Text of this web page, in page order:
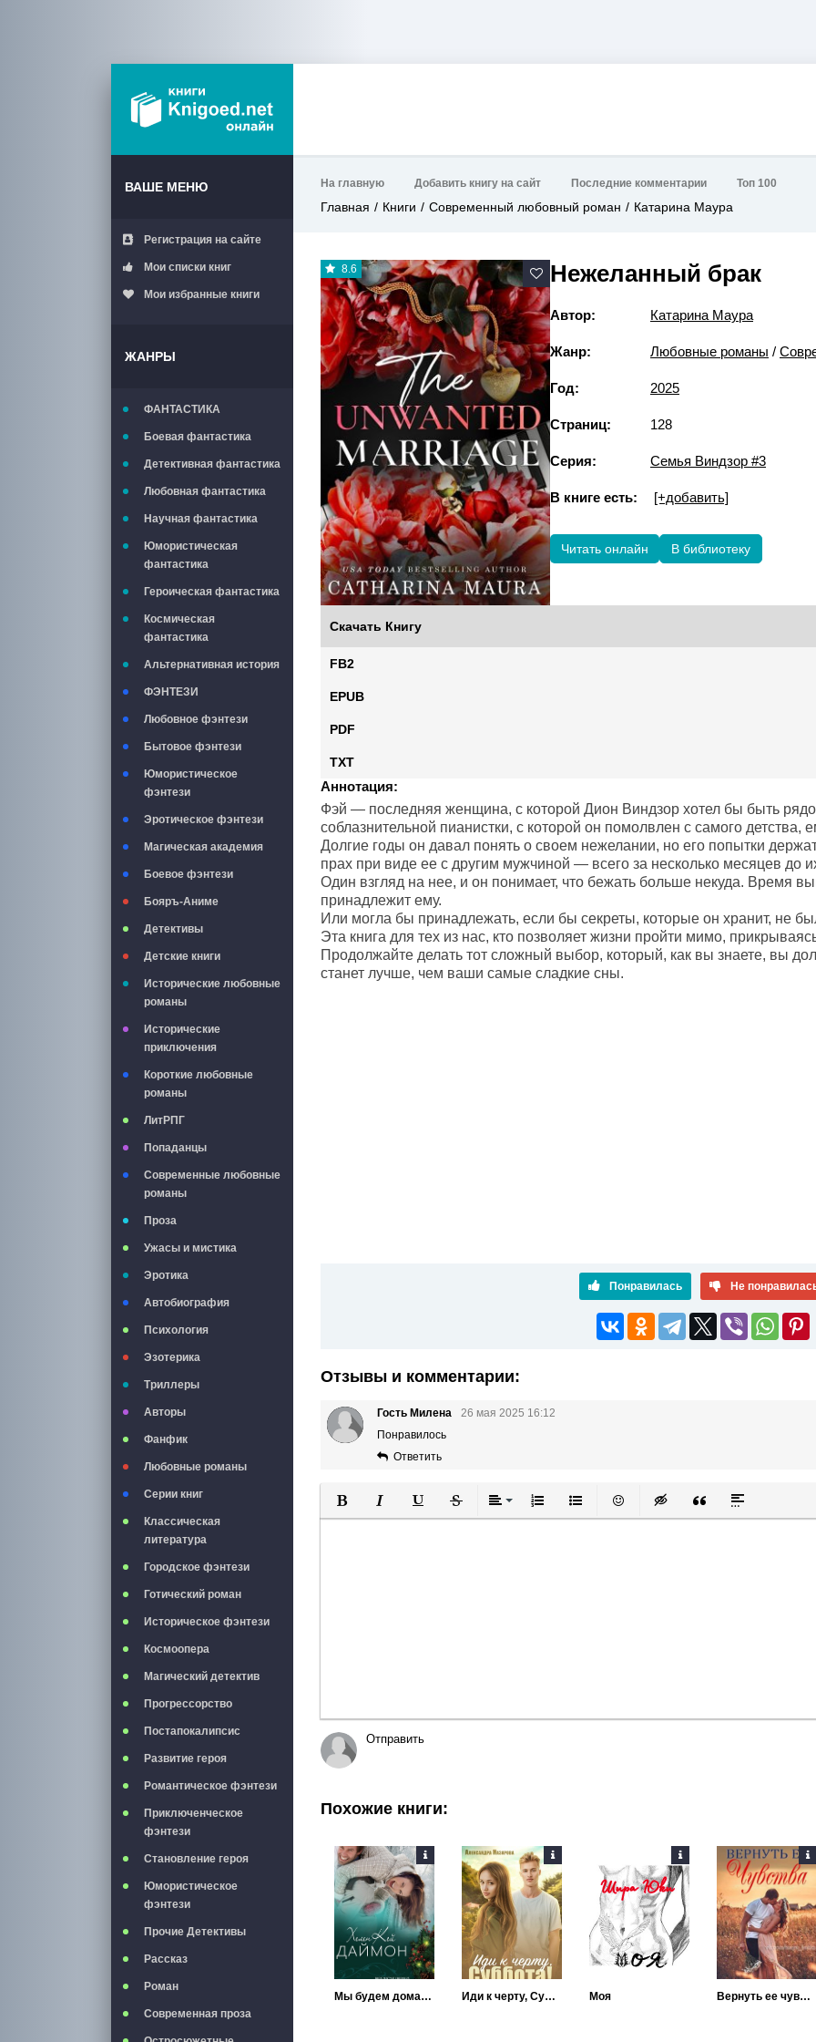
ВАШЕ МЕНЮ
Регистрация на сайте
Мои списки книг
Мои избранные книги
ЖАНРЫ
ФАНТАСТИКА
Боевая фантастика
Детективная фантастика
Любовная фантастика
Научная фантастика
Юмористическая
фантастика
Героическая фантастика
Космическая
фантастика
Альтернативная история
ФЭНТЕЗИ
Любовное фэнтези
Бытовое фэнтези
Юмористическое
фэнтези
Эротическое фэнтези
Магическая академия
Боевое фэнтези
Бояръ-Аниме
Детективы
Детские книги
Исторические любовные
романы
Исторические
приключения
Короткие любовные
романы
ЛитРПГ
Попаданцы
Современные любовные
романы
Проза
Ужасы и мистика
Эротика
Автобиография
Психология
Эзотерика
Триллеры
Авторы
Фанфик
Любовные романы
Серии книг
Классическая
литература
Городское фэнтези
Готический роман
Историческое фэнтези
Космоопера
Магический детектив
Прогрессорство
Постапокалипсис
Развитие героя
Романтическое фэнтези
Приключенческое
фэнтези
Становление героя
Юмористическое
фэнтези
Прочие Детективы
Рассказ
Роман
Современная проза
На главную Добавить книгу на сайт Последние комментарии Топ 100
Главная Книги Современный любовный роман Катарина Маура
8.6 Нежеланный брак
Автор: Катарина Маура
Жанр: Любовные романы /
Год: 2025
Страниц: 128
Серия: Семья Виндзор #3
В книге есть: [+добавить]
Читать онлайн В библиотеку
Скачать Книгу
FB2
EPUB
PDF
TXT
Аннотация:
Фэй — последняя женщина, с которой Дион Виндзор хотел бы быть
соблазнительной пианистки, с которой он помолвлен с самого детства,
Долгие годы он давал понять о своем нежелании, но его попытки
прах при виде ее с другим мужчиной — всего за несколько месяцев до
Один взгляд на нее, и он понимает, что бежать больше некуда. Время
принадлежит ему.
Или могла бы принадлежать, если бы секреты, которые он хранит, не
Эта книга для тех из нас, кто позволяет жизни пройти мимо,
Продолжайте делать тот сложный выбор, который, как вы знаете, вы
станет лучше, чем ваши самые сладкие сны.
Понравилась Не
Отзывы и комментарии:
Гость Милена
26 мая 2025 16:12
Понравилось
Ответить
Полужирный
КурсивПодчеркнутый
ЗачеркнутыйВыравнивание
Нумерованный список
Маркированный список
Вставить смайлик
Вставка скрытого текста
Вставка цитаты
Вставка
Отправить
Похожие книги:
Мы будем дома на Рождество Иди к черту, Суббота! Моя Вернуть ее чувства